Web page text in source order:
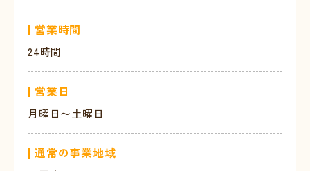
営業時間
24時間
営業日
月曜日〜土曜日
通常の事業地域